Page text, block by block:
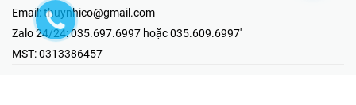
Email: thuynhico@gmail.com
Zalo 24/24:035.697.6997 hoặc 035.609.6997'
MST:0313386457